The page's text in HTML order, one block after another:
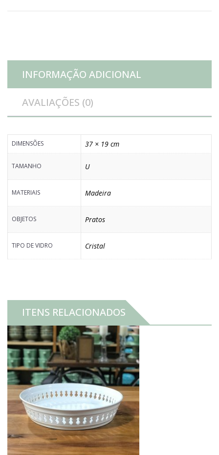
quantidade
INFORMAÇÃO ADICIONAL
AVALIAÇÕES (0)
DIMENSÕES 37 × 19 cm
TAMANHO U
MATERIAIS Madeira
OBJETOS Pratos
TIPO DE VIDRO Cristal
ITENS RELACIONADOS